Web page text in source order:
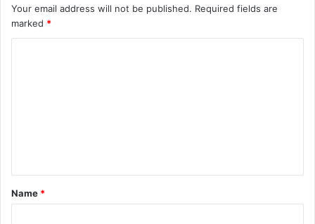
Your email address will not be published. Required fields are
marked *
t
*
Name *